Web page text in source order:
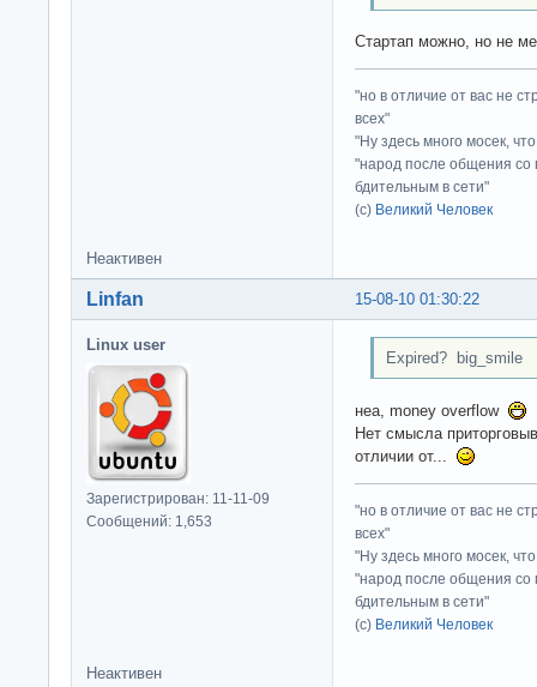
Стартап можно, но не
"но в отличие от вас не
всех"
"Ну здесь много мосек,
"народ после общения со
бдительным в сети"
(с) Великий Человек
Неактивен
15-08-10 01:30:22
Linfan
Linux user
Зарегистрирован: 11-11-09
Сообщений: 1,653
Expired? big_smile
неа, money overflow
Нет смысла
отличии от...
"но в отличие от вас не
всех"
"Ну здесь много мосек,
"народ после общения со
бдительным в сети"
(с) Великий Человек
Неактивен